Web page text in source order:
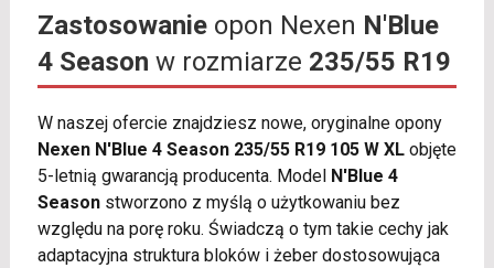
Zastosowanieopon Nexen N'Blue
4 Season w rozmiarze 235/55 R19
W naszej ofercie znajdziesz nowe, oryginalne opony
Nexen N'Blue 4 Season 235/55 R19 105 W XLobjęte
5-letnią gwarancją producenta. Model N'Blue 4
Seasonstworzono z myślą o użytkowaniu bez
względu na porę roku. Świadczą o tym takie cechy jak
adaptacyjna struktura bloków i żeber dostosowująca